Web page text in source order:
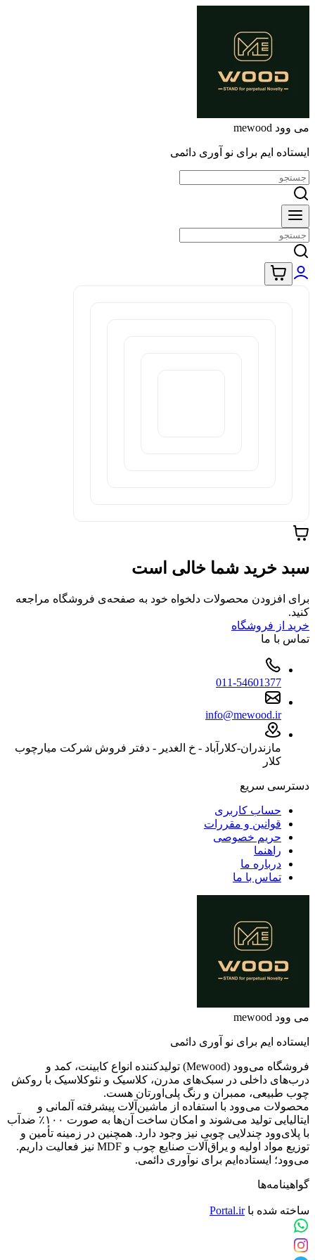
می وود mewood
ایستاده ایم برای نو آوری دائمی
سبد خرید شما خالی است
برای افزودن محصولات دلخواه خود به صفحه‌ی فروشگاه مراجعه
کنید.
خرید از فروشگاه
تماس با ما
011-54601377
info@mewood.ir
مازندران-کلارآباد - خ الغدیر - دفتر فروش شرکت میارچوب
کلار
دسترسی سریع
حساب کاربری
قوانین و مقررات
حریم خصوصی
راهنما
درباره ما
تماس با ما
می وود mewood
ایستاده ایم برای نو آوری دائمی
فروشگاه می‌وود (Mewood) تولیدکننده انواع کابینت، کمد و
درب‌های داخلی در سبک‌های مدرن، کلاسیک و نئوکلاسیک با روکش
چوب طبیعی، ممبران و رنگ پلی‌اورتان هست.
محصولات می‌وود با استفاده از ماشین‌آلات پیشرفته آلمانی و
ایتالیایی تولید می‌شوند و امکان ساخت آن‌ها به صورت ۱۰۰٪ ضدآب
با پلای‌وود چندلایی چوبی نیز وجود دارد. همچنین در زمینه تأمین و
توزیع مواد اولیه و یراق‌آلات صنایع چوب و MDF نیز فعالیت داریم.
می‌وود؛ ایستاده‌ایم برای نوآوری دائمی.
گواهینامه‌ها
ساخته شده باPortal.ir